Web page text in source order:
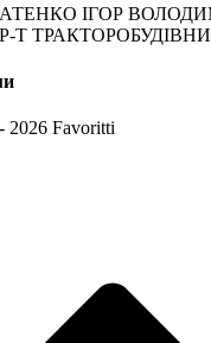
ІГОР
Т
2026 Favoritti